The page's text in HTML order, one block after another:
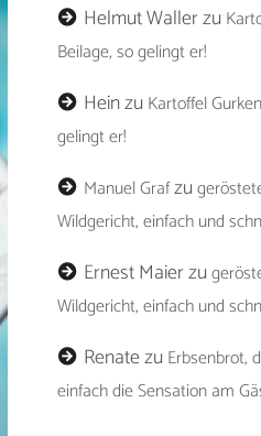
Helmut Wallerzu
Beilage, so gelingt er!
Heinzu Kartoffel
gelingt er!
Manuel Grafzu
Wildgericht, einfach und
Ernest Maierzu
Wildgericht, einfach und
Renatezu Erbsenbrot,
einfach die Sensation am